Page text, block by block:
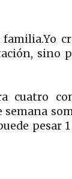
sino
cuatro
pesar